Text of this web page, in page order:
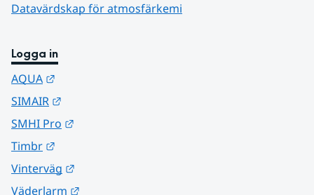
Datavärdskap för atmosfärkemi
Logga in
AQUA
SIMAIR
SMHI Pro
Timbr
Vinterväg
Väderlarm